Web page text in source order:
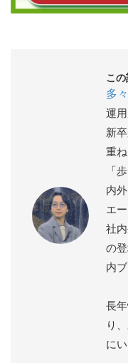
こ
多
運用
新
重
「
内
エー
社
の
内
長
り
にい